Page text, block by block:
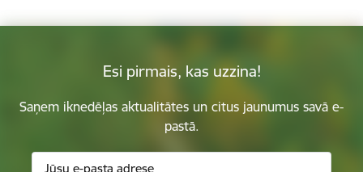
Esi pirmais, kas uzzina!
Saņem iknedēļas aktualitātes un citus jaunumus savā e-
pastā.